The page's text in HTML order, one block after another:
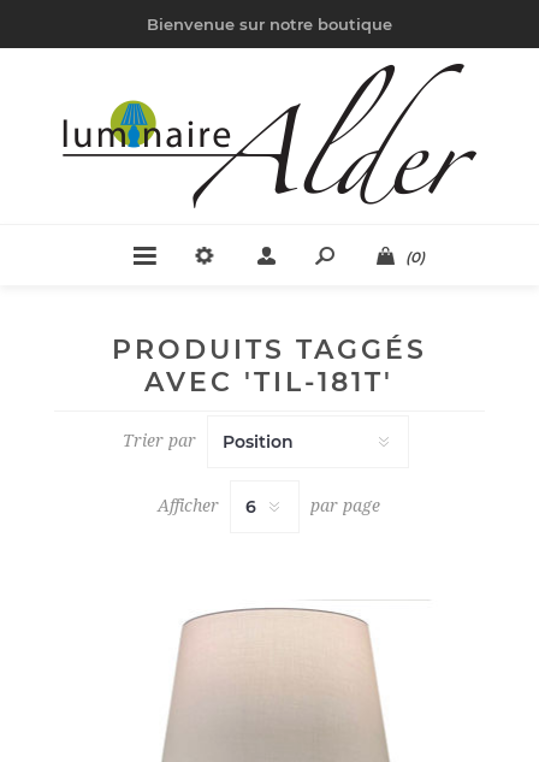
Bienvenue sur notre boutique
(0)
PRODUITS TAGGÉS
AVEC 'TIL-181T'
Trier par
Afficher par page